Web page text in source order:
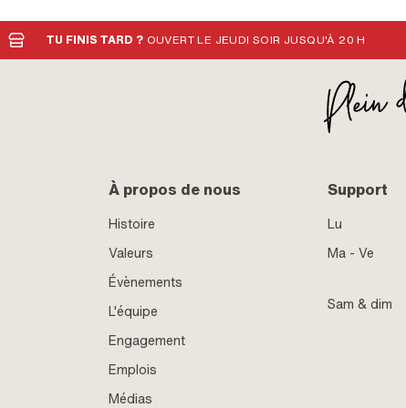
TU FINIS TARD ? OUVERT LE JEUDI SOIR JUSQU'À 20 H
À propos de nous
Histoire
Valeurs
Évènements
L'équipe
Engagement
Emplois
Médias
Support
Lu
Ma - Ve
Sam & dim